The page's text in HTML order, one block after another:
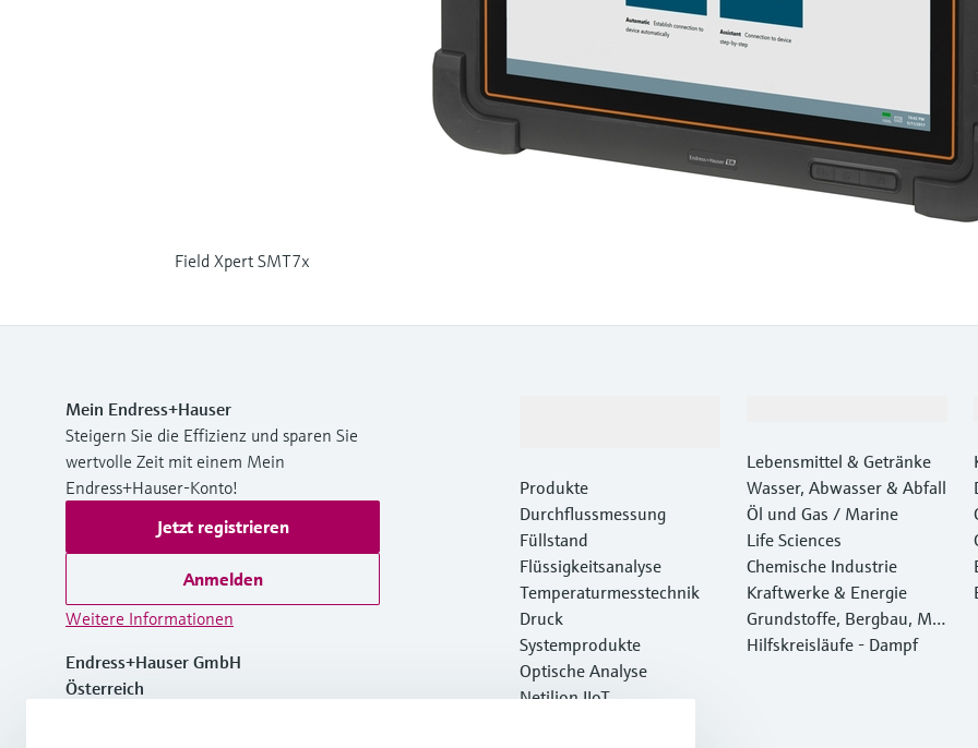
Field Xpert SMT7x
Mein Endress+Hauser
Steigern Sie die Effizienz und sparen Sie
wertvolle Zeit mit einem Mein
Endress+Hauser-Konto!
Jetzt registrieren
Anmelden
Weitere Informationen
Endress+Hauser GmbH
Österreich
Produkte
Durchflussmessung
Füllstand
Flüssigkeitsanalyse
Temperaturmesstechnik
Druck
Systemprodukte
Optische Analyse
Netilion IIoT
Lebensmittel & Getränke
Wasser, Abwasser & Abfall
Öl und Gas / Marine
Life Sciences
Chemische Industrie
Kraftwerke & Energie
Grundstoffe, Bergbau, Met
alle
Hilfskreisläufe - Dampf